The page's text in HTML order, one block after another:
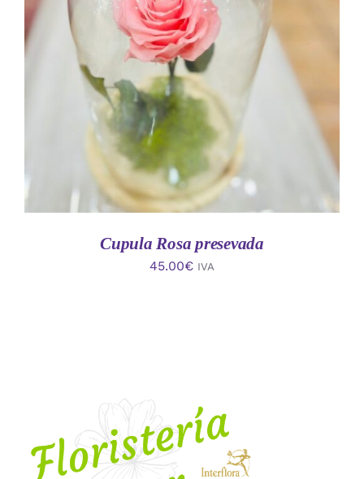
AÑADIR AL CARRITO
DETALLES
Cupula Rosa presevada
45.00€ IVA